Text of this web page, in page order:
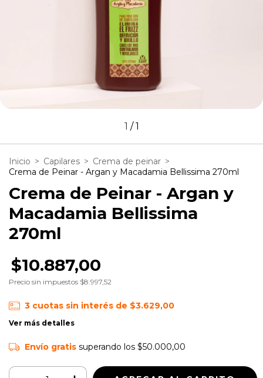
1 /1
Inicio > Capilares > Crema de peinar >
Crema de Peinar - Argan y Macadamia Bellissima 270ml
Crema de Peinar - Argan y
Macadamia Bellissima
270ml
$10.887,00
Precio sin impuestos $8.997,52
3 cuotas sin interés de $3.629,00
Ver más detalles
Envío gratis superando los $50.000,00